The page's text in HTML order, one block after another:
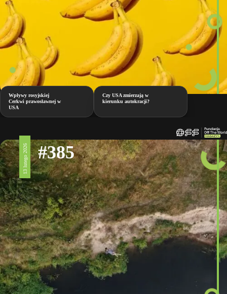
Wpływy rosyjskiej
Cerkwi prawosławnej w
USA
Czy USA zmierzają w
kierunku autokracji?
13 lutego 2026 #385